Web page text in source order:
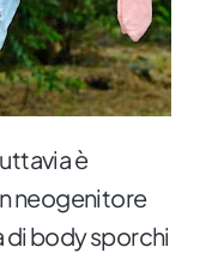
è
neogenitore
di body sporchi